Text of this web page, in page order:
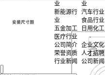
业
业
新能源行
业
汽车行业
食品行业
五金加工
日用化工
医疗行业
公司简介 企业文化
荣誉资质 人才招聘
行业新闻
公司新闻